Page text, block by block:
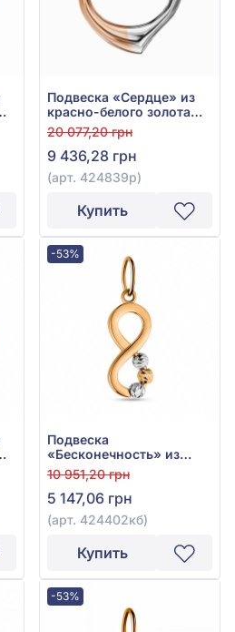
Подвеска «Сердце» из
красно-белого золота
585° без вставки, арт.
424839р
20 077,20 грн
9 436,28 грн
(арт. 424839р)
Купить
-53%
Подвеска
«Бесконечность» из
красно-белого золота
585° без вставки, арт.
424402кб
10 951,20 грн
5 147,06 грн
(арт. 424402кб)
Купить
-53%